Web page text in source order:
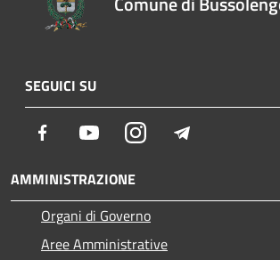
SEGUICI SU
Facebook YoutubeInstagram
AMMINISTRAZIONE
Organi di Governo
Aree Amministrative